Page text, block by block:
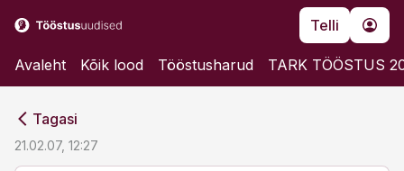
Telli
Avaleht Kõik lood Tööstusharud TARK TÖÖSTUS
Tagasi
21.02.07, 12:27